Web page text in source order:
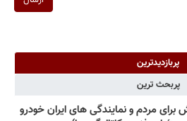
پربازدیدترین
پربحث ترین
برای مردم و نمایندگی های ایران خودرو